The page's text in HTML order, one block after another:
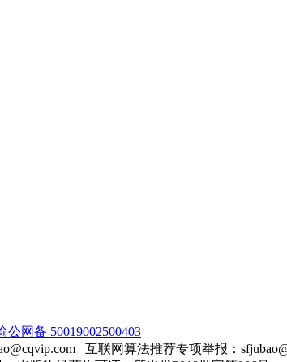
公网备 50019002500403
互联网算法推荐专项举报：